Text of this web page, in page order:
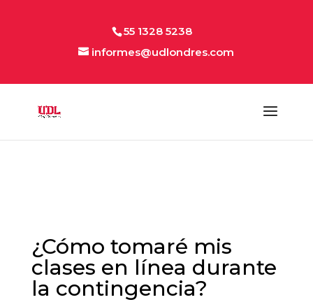
55 1328 5238
informes@udlondres.com
¿Cómo tomaré mis
clases en línea durante
la contingencia?